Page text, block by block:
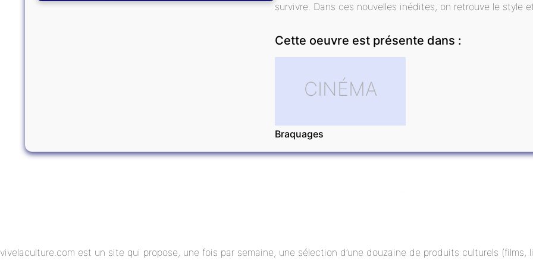
survivre. Dans ces nouvelles inédites, on retrouve le style
Cette oeuvre est présente dans :
CINÉMA
Braquages
vivelaculture.com est un site qui propose, une fois par semaine, une sélection d’une douzaine de produits culturels (films,